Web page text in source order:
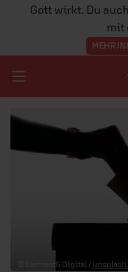
Gott wirkt. Du
mit
MEHR
Themen
MENSCHEN
GESELLSCHAFT
© Element5 Digital /